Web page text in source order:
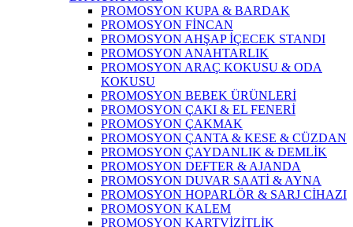
PROMOSYON KUPA & BARDAK
PROMOSYON FİNCAN
PROMOSYON AHŞAP İÇECEK STANDI
PROMOSYON ANAHTARLIK
PROMOSYON ARAÇ KOKUSU & ODA
KOKUSU
PROMOSYON BEBEK ÜRÜNLERİ
PROMOSYON ÇAKI & EL FENERİ
PROMOSYON ÇAKMAK
PROMOSYON ÇANTA & KESE & CÜZDAN
PROMOSYON ÇAYDANLIK & DEMLİK
PROMOSYON DEFTER & AJANDA
PROMOSYON DUVAR SAATİ & AYNA
PROMOSYON HOPARLÖR & SARJ CİHAZI
PROMOSYON KALEM
PROMOSYON KARTVİZİTLİK